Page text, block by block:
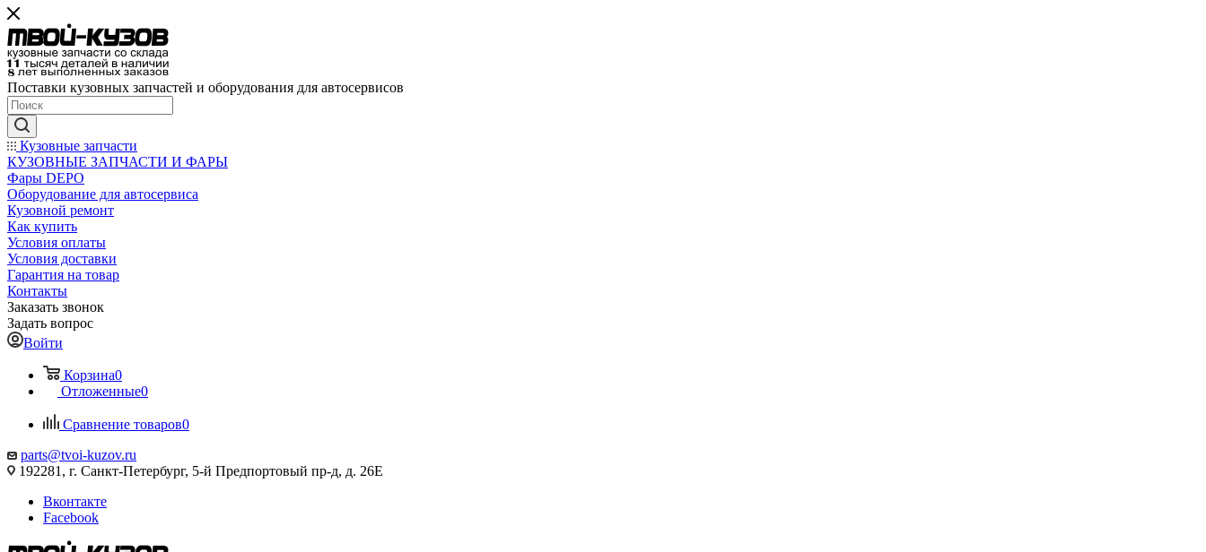
Поставки кузовных запчастей и оборудования для автосервисов
Кузовные запчасти
КУЗОВНЫЕ ЗАПЧАСТИ И ФАРЫ
Фары DEPO
Оборудование для автосервиса
Кузовной ремонт
Как купить
Условия оплаты
Условия доставки
Гарантия на товар
Контакты
Заказать звонок
Задать вопрос
Войти
Корзина0
Отложенные0
Сравнение товаров0
parts@tvoi-kuzov.ru
192281, г. Санкт-Петербург, 5-й Предпортовый пр-д, д. 26Е
Вконтакте
Facebook